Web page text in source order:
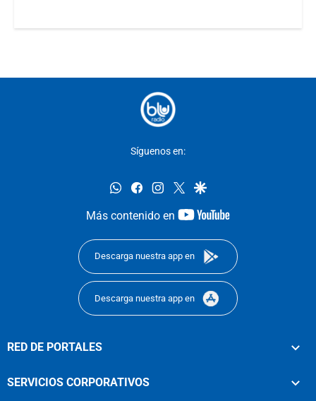
Síguenos en:
whatsappfacebookinstagram
twittergoogle
Más contenido en
youtube-
Descarga nuestra app en
Descarga nuestra app en
RED DE PORTALES
SERVICIOS CORPORATIVOS